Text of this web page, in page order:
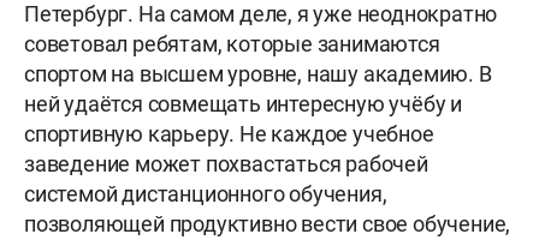
Петербург. На самом деле, я уже неоднократно
советовал ребятам, которые занимаются
спортом на высшем уровне, нашу академию. В
ней удаётся совмещать интересную учёбу и
спортивную карьеру. Не каждое учебное
заведение может похвастаться рабочей
системой дистанционного обучения,
позволяющей продуктивно вести свое обучение,